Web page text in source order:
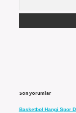
Son yorumlar
Basketbol Hangi Spor